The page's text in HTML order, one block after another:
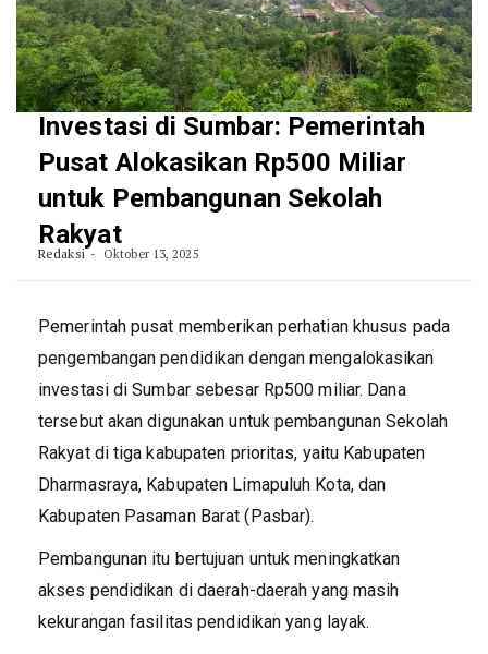
Investasi di Sumbar: Pemerintah
Pusat Alokasikan Rp500 Miliar
untuk Pembangunan Sekolah
Rakyat
Redaksi Oktober 13, 2025
Pemerintah pusat memberikan perhatian khusus pada
pengembangan pendidikan dengan mengalokasikan
investasi di Sumbar sebesar Rp500 miliar. Dana
tersebut akan digunakan untuk pembangunan Sekolah
Rakyat di tiga kabupaten prioritas, yaitu Kabupaten
Dharmasraya, Kabupaten Limapuluh Kota, dan
Kabupaten Pasaman Barat (Pasbar).
Pembangunan itu bertujuan untuk meningkatkan
akses pendidikan di daerah-daerah yang masih
kekurangan fasilitas pendidikan yang layak.